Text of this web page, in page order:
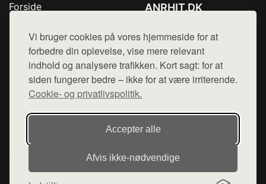
Vi bruger cookies på vores hjemmeside for at
forbedre din oplevelse, vise mere relevant
indhold og analysere trafikken. Kort sagt: for at
siden fungerer bedre – ikke for at være irriterende.
Cookie- og privatlivspolitik.
Accepter alle
Afvis ikke‑nødvendige
Forside
Top Rabatter
Blog
Kontakt
ANRHIT.DK
Mail: hej@want.dk
Cookie- og privatlivspolitik
Denne side er en del af want.dk, der udgiver en række
hjemmesider med præsentation af forskellige produkter fra
diverse webshops. Der sælges ikke varer fra denne side - vi
henviser til de shops, som sælger varen. Vi har heller ikke
varerne på lager.